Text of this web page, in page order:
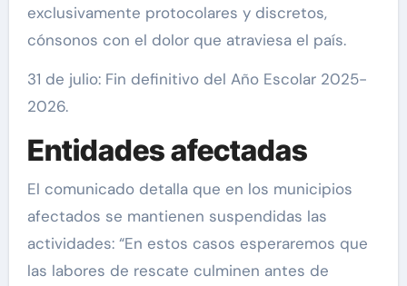
exclusivamente protocolares y discretos,
cónsonos con el dolor que atraviesa el país.
31 de julio: Fin definitivo del Año Escolar 2025-
2026.
Entidades afectadas
El comunicado detalla que en los municipios
afectados se mantienen suspendidas las
actividades: “En estos casos esperaremos que
las labores de rescate culminen antes de